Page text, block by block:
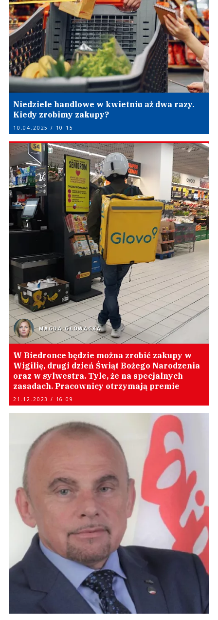
Niedziele handlowe w kwietniu aż dwa razy.
Kiedy zrobimy zakupy?
10.04.2025 / 10:15
MAGDA GŁOWACKA
W Biedronce będzie można zrobić zakupy w
Wigilię, drugi dzień Świąt Bożego Narodzenia
oraz w sylwestra. Tyle, że na specjalnych
zasadach. Pracownicy otrzymają premie
21.12.2023 / 16:09